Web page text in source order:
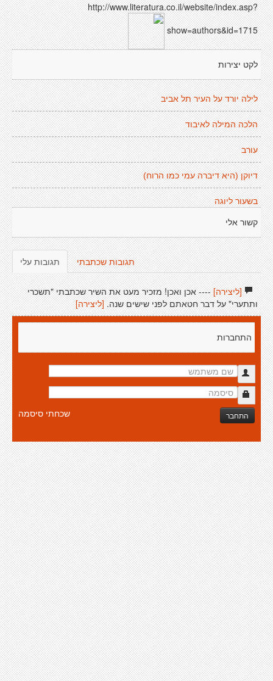
http://www.literatura.co.il/website/index.asp?
show=authors&id=1715
לקט יצירות
לילה יורד על העיר תל אביב
הלכה המילה לאיבוד
עורב
דיוקן (היא דיברה עמי כמו הרוח)
בשעור ליוגה
קשור אלי
תגובות עלי תגובות שכתבתי
[ליצירה]---- אכן ואכן! מזכיר מעט את השיר שכתבתי "תשכרי
ותתערי" על דבר חטאתם לפני שישים שנה. [ליצירה]
התחברות
התחבר שכחתי סיסמה